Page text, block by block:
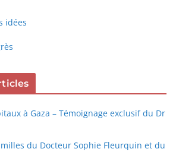
idées
à Gaza – Témoignage exclusif du Dr
du Docteur Sophie Fleurquin et du